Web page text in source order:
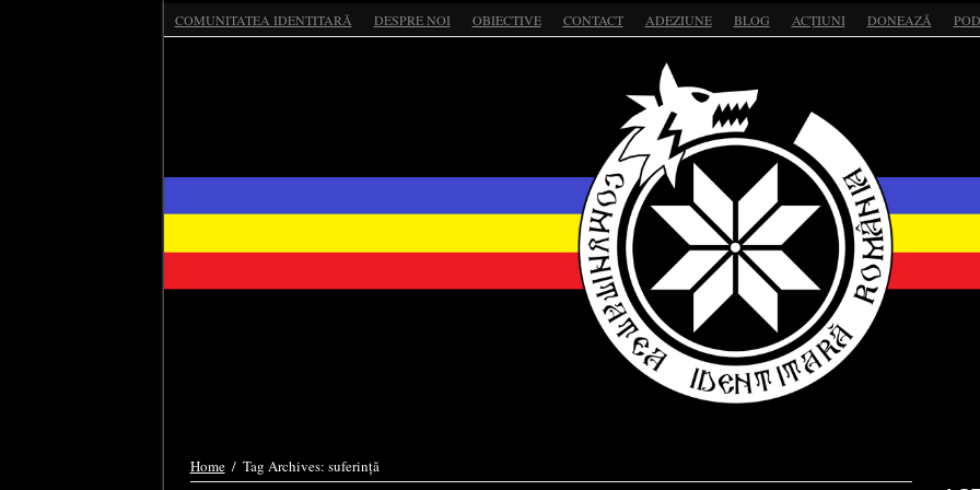
COMUNITATEA IDENTITARĂ DESPRE NOI OBIECTIVE CONTACT ADEZIUNE BLOG ACȚIUNI DONEAZĂ
Home / Tag Archives: suferință